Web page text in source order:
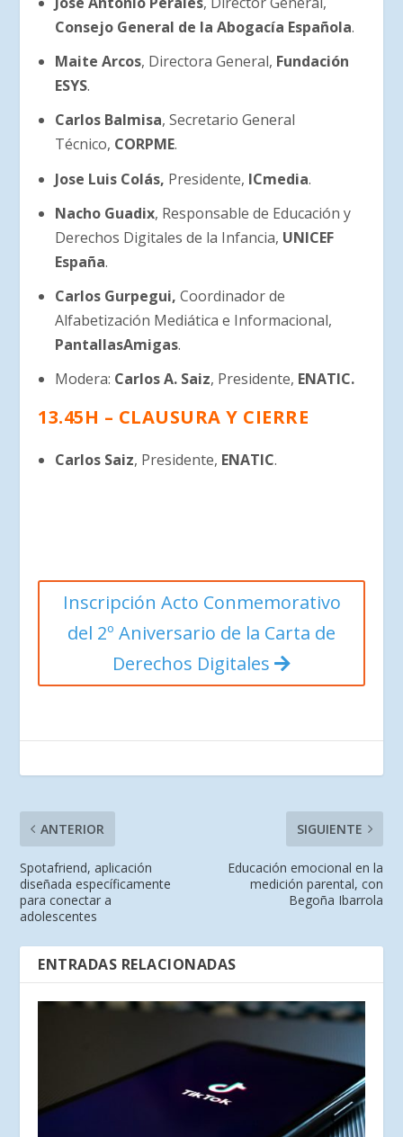
Consejo General de la Abogacía Española.
Maite Arcos, Directora General, Fundación
ESYS.
Carlos Balmisa, Secretario General
Técnico, CORPME.
Jose Luis Colás, Presidente, ICmedia.
Nacho Guadix, Responsable de Educación y
Derechos Digitales de la Infancia, UNICEF
España.
Carlos Gurpegui, Coordinador de
Alfabetización Mediática e Informacional,
PantallasAmigas.
Modera: Carlos A. Saiz, Presidente, ENATIC.
13.45H – CLAUSURA Y CIERRE
Carlos Saiz, Presidente, ENATIC.
Inscripción Acto Conmemorativo
del 2º Aniversario de la Carta de
Derechos Digitales
ANTERIOR
Spotafriend, aplicación
diseñada específicamente
para conectar a
adolescentes
SIGUIENTE
Educación emocional en la
medición parental, con
Begoña Ibarrola
ENTRADAS RELACIONADAS